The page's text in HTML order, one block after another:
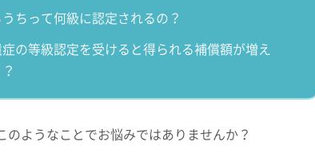
うちって何級に認定されるの？
の等級認定を受けると得られる補償額が増え
のようなことでお悩みではありませんか？